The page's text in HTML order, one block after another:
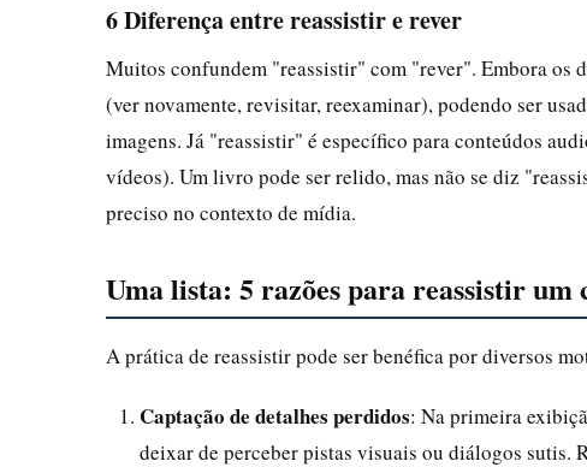
6 Diferença entre reassistir e rever
Muitos confundem "reassistir" com "rever". Embora os
(ver novamente, revisitar, reexaminar), podendo ser
imagens. Já "reassistir" é específico para conteúdos
vídeos). Um livro pode ser relido, mas não se diz
preciso no contexto de mídia.
Uma lista: 5 razões para reassistir um
A prática de reassistir pode ser benéfica por diversos
Captação de detalhes perdidos: Na primeira
deixar de perceber pistas visuais ou diálogos sutis.